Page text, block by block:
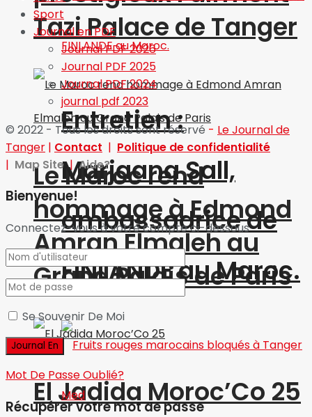
Tazi Palace de Tanger
Le Maroc rend
hommage à Edmond
Amran Elmaleh au
Grand Palais de Paris
El Jadida Moroc’Co 25
Entretien :
Marjaana Sall,
ambassadrice de
FINLANDE au Maroc.
Sport
Journal en PDF
Journal PDF 2026
Journal PDF 2025
Journal PDF 2024
journal pdf 2023
© 2022 - Tous les droits sont réservé - Le Journal de
Tanger | Contact | Politique de confidentialité
| Map Site|Aide?
Bienvenue!
Connectez-vous à votre compte ci-dessous
Se Souvenir De Moi
Mot De Passe Oublié?
Récupérer votre mot de passe